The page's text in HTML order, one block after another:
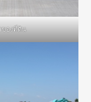
ของที่ดิน